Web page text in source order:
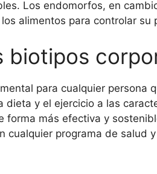
Los endomorfos, en
alimentos para controlar su
biotipos
para cualquier persona
dieta y el ejercicio a las
forma más efectiva y
cualquier programa de salud